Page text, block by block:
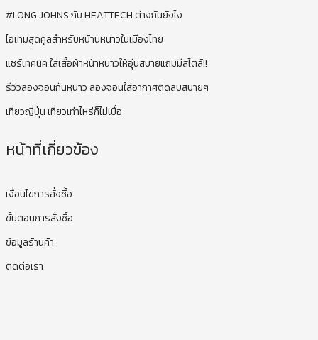
#LONG JOHNS กับ HEATTECH ต่างกันยังไง
ไอเทมสุดคูลสำหรับหน้านหนาวในเมืองไทย
แชร์เทคนิค ใส่เสื้อผ้าหน้าหนาวให้อุ่นสบายแถมมีสไตล์!!
รีวิวลองจอนกันหนาว ลองจอนใส่อากาศติดลบสบายๆ
เที่ยวญี่ปุ่น เที่ยวเท่าไหร่ก็ไม่เบื่อ
หน้าที่เกี่ยวข้อง
เงื่อนไขการสั่งซื้อ
ขั้นตอนการสั่งซื้อ
ข้อมูลร้านค้า
ติดต่อเรา